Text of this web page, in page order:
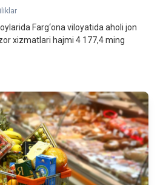
Farg‘ona viloyatida aholi jon
xizmatlari hajmi 4 177,4 ming